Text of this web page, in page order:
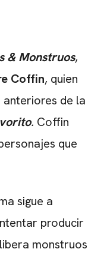
& Monstruos,
Coffin, quien
de la
. Coffin
que
sigue a
producir
monstruos